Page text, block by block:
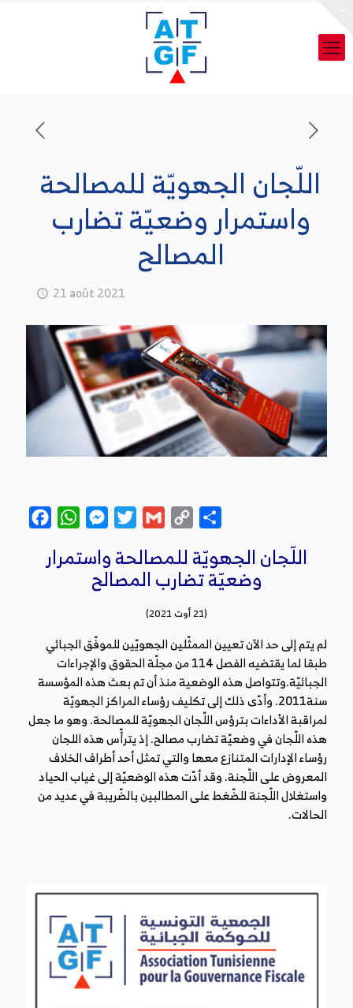
اللّجان الجهويّة للمصالحة
واستمرار وضعيّة تضارب
المصالح
21 août 2021
FacebookWhatsAppMessengerTwitterGmail
Copy
اللّجان الجهويّة للمصالحة واستمرار
وضعيّة تضارب المصالح
(21 أوت 2021)
لم يتم إلى حد الآن تعيين الممثّلين الجهويّين للموفّق الجبائي
طبقا لما يقتضيه الفصل 114 من مجلّة الحقوق والإجراءات
الجبائيّة.وتتواصل هذه الوضعية منذ أن تم بعث هذه المؤسسة
سنة2011. وأدّى ذلك إلى تكليف رؤساء المراكز الجهويّة
لمراقبة الأداءات بترؤس اللّجان الجهويّة للمصالحة. وهو ما جعل
هذه اللّجان في وضعيّة تضارب مصالح. إذ يترأّس هذه اللجان
رؤساء الإدارات المتنازع معها والتي تمثل أحد أطراف الخلاف
المعروض على اللّجنة. وقد أدّت هذه الوضعيّة إلى غياب الحياد
واستغلال اللّجنة للضّغط على المطالبين بالضّريبة في عديد من
الحالات.